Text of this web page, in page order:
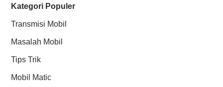
Kategori Populer
Transmisi Mobil
Masalah Mobil
Tips Trik
Mobil Matic